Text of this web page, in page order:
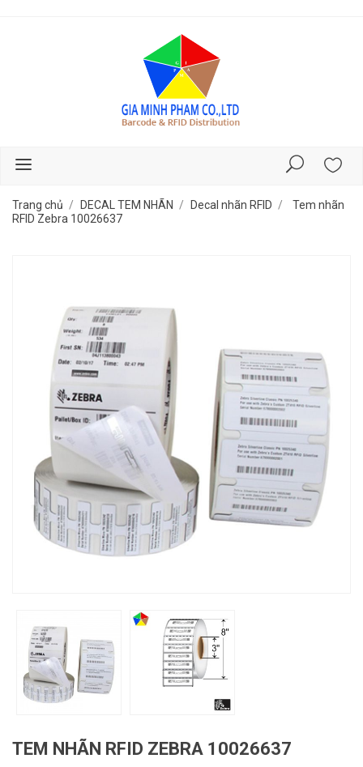
Trang chủ DECAL TEM NHÃN Decal nhãn RFID
Tem nhãn
RFID Zebra 10026637
TEM NHÃN RFID ZEBRA 10026637